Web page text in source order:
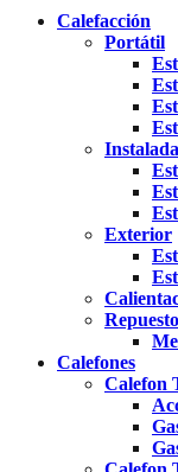
Calefacción
Portátil
Instalada
Exterior
Calefones
Calefon